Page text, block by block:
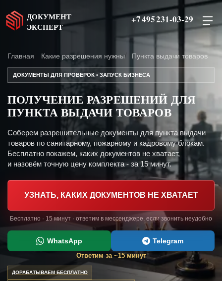
ДОКУМЕНТ
ЭКСПЕРТ
+7 495 231-03-29
Главная Какие разрешения нужны Пункта выдачи товаров
ДОКУМЕНТЫ ДЛЯ ПРОВЕРОК • ЗАПУСК БИЗНЕСА
ПОЛУЧЕНИЕ РАЗРЕШЕНИЙ ДЛЯ
ПУНКТА ВЫДАЧИ ТОВАРОВ
Соберем разрешительные документы для пункта выдачи
товаров по санитарному, пожарному и кадровому блокам.
Бесплатно покажем, каких документов не хватает,
и назовём точную цену комплекта - за 15 минут.
УЗНАТЬ, КАКИХ ДОКУМЕНТОВ НЕ ХВАТАЕТ
Бесплатно · 15 минут · ответим в мессенджере, если звонить неудобно
WhatsApp Telegram
Ответим за ~15 минут
ДОРАБАТЫВАЕМ БЕСПЛАТНО